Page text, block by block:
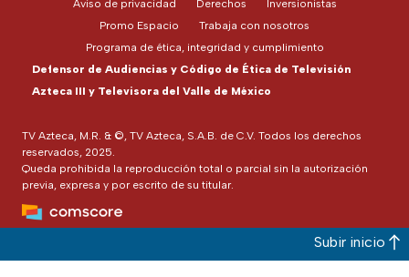
TV Azteca, M.R. & ©, TV Azteca, S.A.B. de C.V. Todos los derechos
reservados, 2025.
Queda prohibida la reproducción total o parcial sin la autorización
previa, expresa y por escrito de su titular.
Aviso de privacidad Derechos
Inversionistas
Promo Espacio
Trabaja con nosotros
Programa de ética, integridad y cumplimiento
Defensor de Audiencias y Código de Ética de Televisión
Azteca III y Televisora del Valle de México
Subir inicio